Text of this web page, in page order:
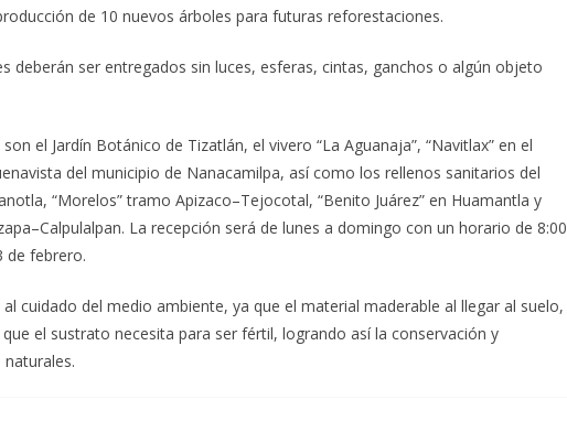
de 10 nuevos árboles para futuras reforestaciones.
deberán ser entregados sin luces, esferas, cintas, ganchos o algún objeto
el Jardín Botánico de Tizatlán, el vivero “La Aguanaja”, “Navitlax” en el
del municipio de Nanacamilpa, así como los rellenos sanitarios del
“Morelos” tramo Apizaco–Tejocotal, “Benito Juárez” en Huamantla y
La recepción será de lunes a domingo con un horario de 8:00
de febrero.
cuidado del medio ambiente, ya que el material maderable al llegar al suelo,
el sustrato necesita para ser fértil, logrando así la conservación y